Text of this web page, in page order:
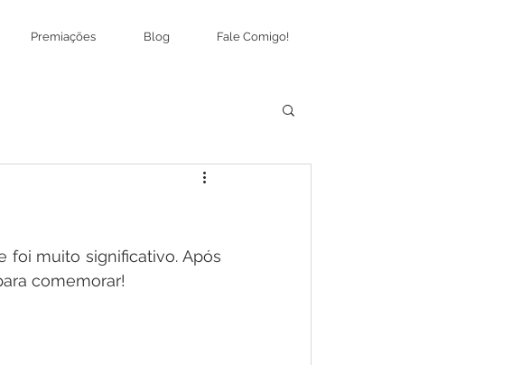
Premiações Blog Fale Comigo!
foi muito significativo. Após
comemorar!